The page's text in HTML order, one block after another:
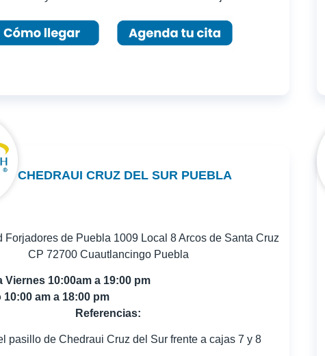
CHEDRAUI CRUZ DEL SUR PUEBLA
Forjadores de Puebla 1009 Local 8 Arcos de Santa Cruz
CP 72700 Cuautlancingo Puebla
Viernes 10:00am a 19:00 pm
10:00 am a 18:00 pm
Referencias:
pasillo de Chedraui Cruz del Sur frente a cajas 7 y 8